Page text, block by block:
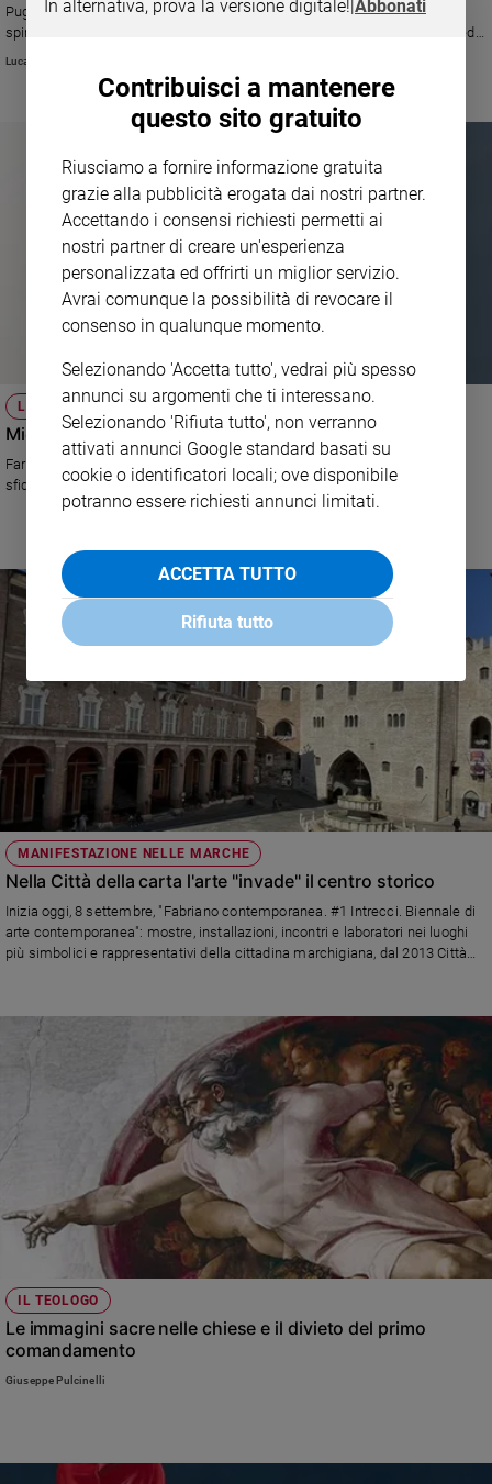
Puglia realizza un percorso di incontri itineranti: «Offro a chi ha sete di
spiritualità e arte qualcosa che vada “oltre” il solito modo di pensare la fede
e la preghiera»
Luca Cereda
LA SIGNORA DEGLI ARTISTI
Micol Forti. La grande arte parla sempre di Dio
Far dialogare contemporaneità e Chiesa? «Un privilegio, ma anche una
sfida da far tremare i polsi»
MANIFESTAZIONE NELLE MARCHE
Nella Città della carta l'arte "invade" il centro storico
Inizia oggi, 8 settembre, "Fabriano contemporanea. #1 Intrecci. Biennale di
arte contemporanea": mostre, installazioni, incontri e laboratori nei luoghi
più simbolici e rappresentativi della cittadina marchigiana, dal 2013 Città
IL TEOLOGO
Le immagini sacre nelle chiese e il divieto del primo
comandamento
Giuseppe Pulcinelli
In alternativa, prova la versione digitale! Abbonati
Contribuisci a mantenere
questo sito gratuito
Riusciamo a fornire informazione gratuita
grazie alla pubblicità erogata dai nostri partner.
Accettando i consensi richiesti permetti ai
nostri partner di creare un'esperienza
personalizzata ed offrirti un miglior servizio.
Avrai comunque la possibilità di revocare il
consenso in qualunque momento.
Selezionando 'Accetta tutto', vedrai più spesso
annunci su argomenti che ti interessano.
Selezionando 'Rifiuta tutto', non verranno
attivati annunci Google standard basati su
cookie o identificatori locali; ove disponibile
potranno essere richiesti annunci limitati.
ACCETTA TUTTO
Rifiuta tutto